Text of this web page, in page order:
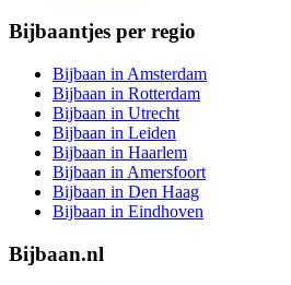
Bijbaantjes per regio
Bijbaan in Amsterdam
Bijbaan in Rotterdam
Bijbaan in Utrecht
Bijbaan in Leiden
Bijbaan in Haarlem
Bijbaan in Amersfoort
Bijbaan in Den Haag
Bijbaan in Eindhoven
Bijbaan.nl